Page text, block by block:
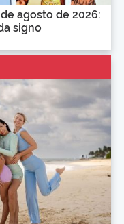
agosto de 2026:
signo